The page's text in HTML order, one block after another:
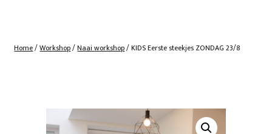
Home/Workshop/Naai workshop/ KIDS Eerste steekjes ZONDAG 23/8